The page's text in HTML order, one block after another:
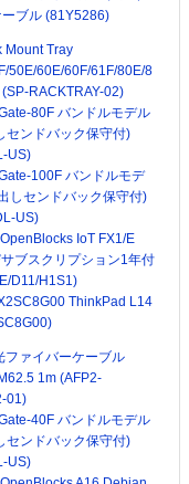
ブル (81Y5286)
Mount Tray
50E/60E/60F/61F/80E/8
RACKTRAY-02)
80F バンドルモデル
センドバック保守付)
US)
100F バンドルモデ
しセンドバック保守付)
US)
IoT FX1/E
ブスクリプション1年付
D11/H1S1)
ThinkPad L14
ファイバーケーブル
1m (AFP2-
01)
40F バンドルモデル
センドバック保守付)
US)